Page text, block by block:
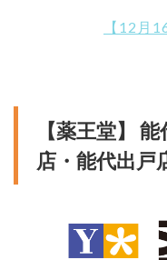
【12月
【薬王堂】
店・能代出戸